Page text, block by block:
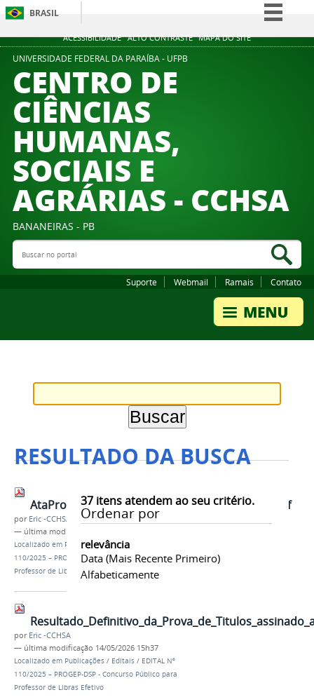
ACESSIBILIDADE ALTO CONTRASTE MAPA DO SITE
BRASIL
Simplifique!
UNIVERSIDADE FEDERAL DA PARAÍBA - UFPB
CENTRO DE
CIÊNCIAS
HUMANAS,
SOCIAIS E
AGRÁRIAS - CCHSA
BANANEIRAS - PB
Buscar no portal
Suporte Webmail Ramais Contato
RESULTADO DA BUSCA
37itens atendem ao seu critério.
Ordenar por
relevância
Data (mais Recente Primeiro)
Alfabeticamente
AtaProvaEscritaLibraseEducaoInclusivaAnexo.pdf
por Eric -CCHSA
— última modificação
Localizado em Publicações /Editais
110/2025 – PROGEP-DSP - Concurso Público para
Professor de Libras Efetivo
por Eric -CCHSA
— última modificação 14/05/2026 15h37
Localizado em Publicações / Editais / EDITAL Nº
110/2025 – PROGEP-DSP - Concurso Público para
Professor de Libras Efetivo